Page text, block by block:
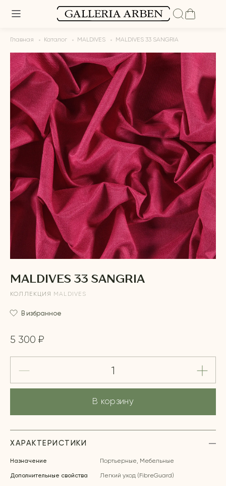
Главная Каталог MALDIVES MALDIVES 33 SANGRIA
MALDIVES 33 SANGRIA
КОЛЛЕКЦИЯ MALDIVES
В избранное
5 300 ₽
В корзину
ХАРАКТЕРИСТИКИ
Назначение Портьерные, Мебельные
Дополнительные свойства Легкий уход (FibreGuard)